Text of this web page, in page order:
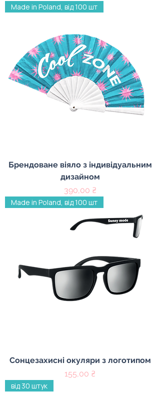
Made in Poland, від 100 шт
Брендоване віяло з індивідуальним
дизайном
Ціна
390,00 ₴
Made in Poland, від 100 шт
Сонцезахисні окуляри з логотипом
Ціна
155,00 ₴
від 30 штук